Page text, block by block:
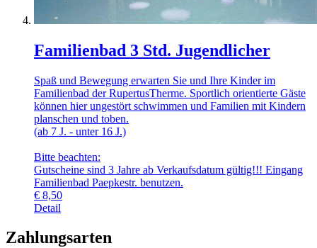
Familienbad 3 Std. Jugendlicher
Spaß und Bewegung erwarten Sie und Ihre Kinder im
Familienbad der RupertusTherme. Sportlich orientierte Gäste
können hier ungestört schwimmen und Familien mit Kindern
planschen und toben.
(ab 7 J. - unter 16 J.)
Bitte beachten:
Gutscheine sind 3 Jahre ab Verkaufsdatum gültig!!! Eingang
Familienbad Paepkestr. benutzen.
€ 8,50
Detail
Zahlungsarten